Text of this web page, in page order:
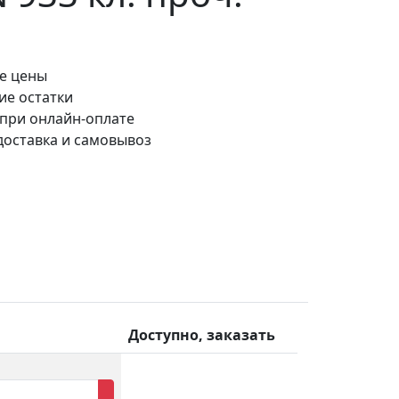
цены
остатки
онлайн-оплате
и самовывоз
Доступно, заказать